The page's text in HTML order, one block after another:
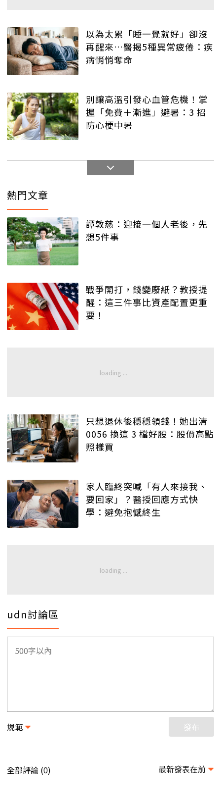
以為太累「睡一覺就好」卻沒
再醒來…醫揭5種異常疲倦：疾
病悄悄奪命
別讓高溫引發心血管危機！掌
握「免費＋漸進」避暑：3 招
防心梗中暑
熱門文章
譚敦慈：迎接一個人老後，先
想5件事
戰爭開打，錢變廢紙？教授提
醒：這三件事比資產配置更重
要！
只想退休後穩穩領錢！她出清
0056 換這 3 檔好股：股價高點
照樣買
家人臨終突喊「有人來接我、
要回家」？醫授回應方式快
學：避免抱憾終生
udn討論區
規範 發布
全部評論 (0) 最新發表在前